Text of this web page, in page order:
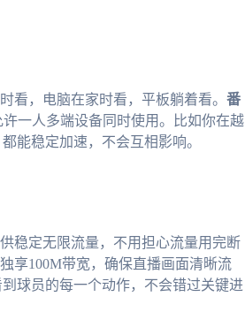
，电脑在家时看，平板躺着看。 番
许一人多端设备同时使用。比如你在越
能稳定加速，不会互相影响。
稳定无限流量，不用担心流量用完断
享100M带宽，确保直播画面清晰流
球员的每一个动作，不会错过关键进